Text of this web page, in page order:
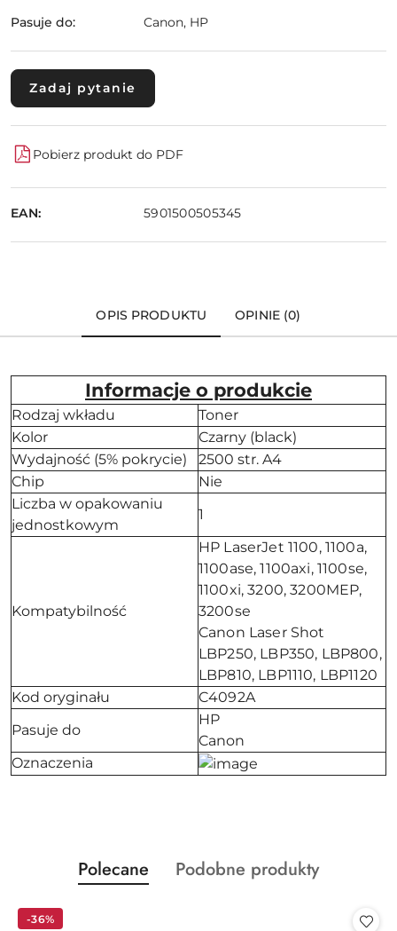
Pasuje do:
Canon, HP
Zadaj pytanie
Pobierz produkt do PDF
EAN: 5901500505345
OPIS PRODUKTU OPINIE (0)
Informacje o produkcie
Rodzaj wkładu
Toner
Kolor
Czarny (black)
Wydajność (5% pokrycie)
2500 str. A4
Chip
Nie
Liczba w opakowaniu
jednostkowym
1
Kompatybilność
HP LaserJet 1100, 1100a,
1100ase, 1100axi, 1100se,
1100xi, 3200, 3200MEP,
3200se
Canon Laser Shot
LBP250, LBP350, LBP800,
LBP810, LBP1110, LBP1120
Kod oryginału
C4092A
Pasuje do
HP
Canon
Oznaczenia
Pomiń karuzelę produktów
Produkty
o
Polecane
Produkty
Podobne produkty
-36%